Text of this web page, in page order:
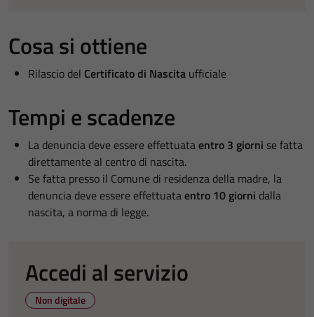
Cosa si ottiene
Rilascio del Certificato di Nascita ufficiale
Tempi e scadenze
La denuncia deve essere effettuataentro 3 giorni se fatta
direttamente al centro di nascita.
Se fatta presso il Comune di residenza della madre, la
denuncia deve essere effettuataentro 10 giorni dalla
nascita, a norma di legge.
Accedi al servizio
Non digitale